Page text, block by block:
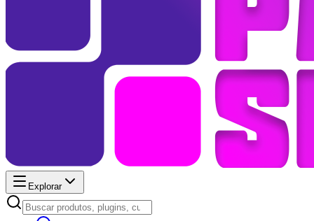
Explorar